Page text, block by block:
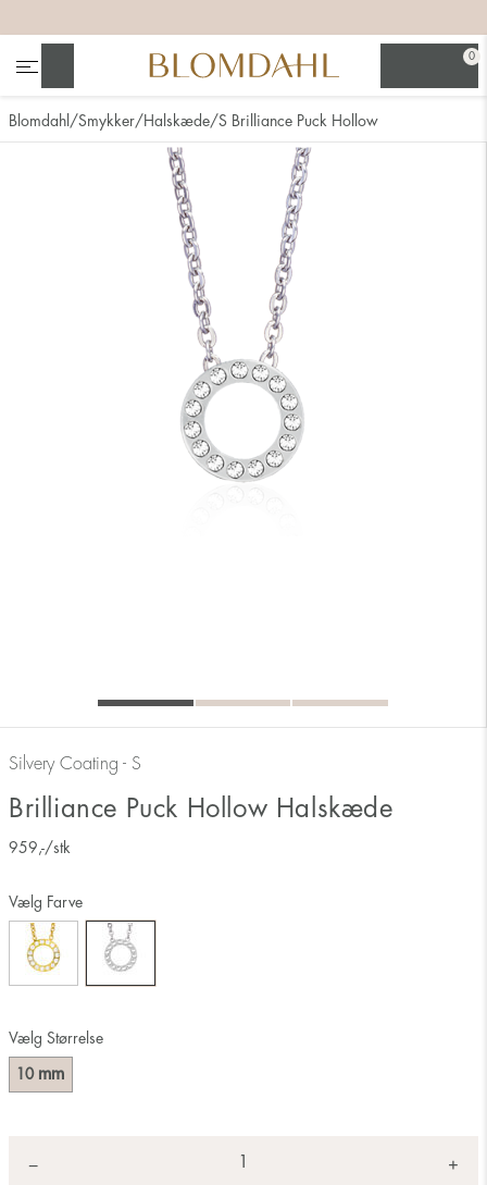
0
Blomdahl Smykker Halskæde S Brilliance Puck Hollow
Silvery Coating - S
Brilliance Puck Hollow Halskæde
959 ,-/stk
Vælg Størrelse
10 mm
Vælg Farve
− +